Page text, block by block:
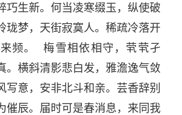
巧生新。何当凌寒缀玉，纵使破
珑梦，天街寂寞人。稀疏冷落开
频。 梅雪相依相守，茕茕孑
。横斜清影悲白发，雅澹逸气敛
写意，安非北斗和亲。芸香辞别
催辰。届时可是春消息，来同我